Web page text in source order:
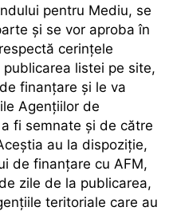
pentru Mediu, se
și se vor aproba în
cerințele
listei pe site,
finanțare și le va
Agențiilor de
fi semnate și de către
au la dispoziție,
de finanțare cu AFM,
zile de la publicarea,
teritoriale care au